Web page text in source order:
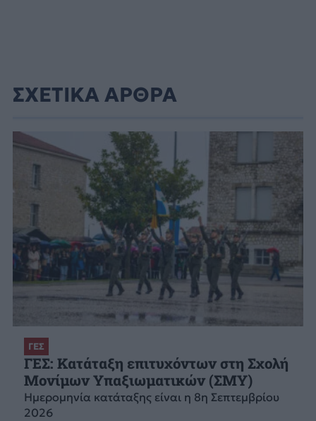
ΣΧΕΤΙΚΑ ΑΡΘΡΑ
ΓΕΣ
ΓΕΣ: Κατάταξη επιτυχόντων στη Σχολή
Μονίμων Υπαξιωματικών (ΣΜΥ)
Ημερομηνία κατάταξης είναι η 8η Σεπτεμβρίου
2026